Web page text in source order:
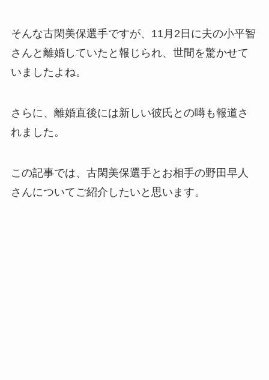
そんな古閑美保選手ですが、11月2日に夫の小平智
さんと離婚していたと報じられ、世間を驚かせて
いましたよね。
さらに、離婚直後には新しい彼氏との噂も報道さ
れました。
この記事では、古閑美保選手とお相手の野田早人
さんについてご紹介したいと思います。